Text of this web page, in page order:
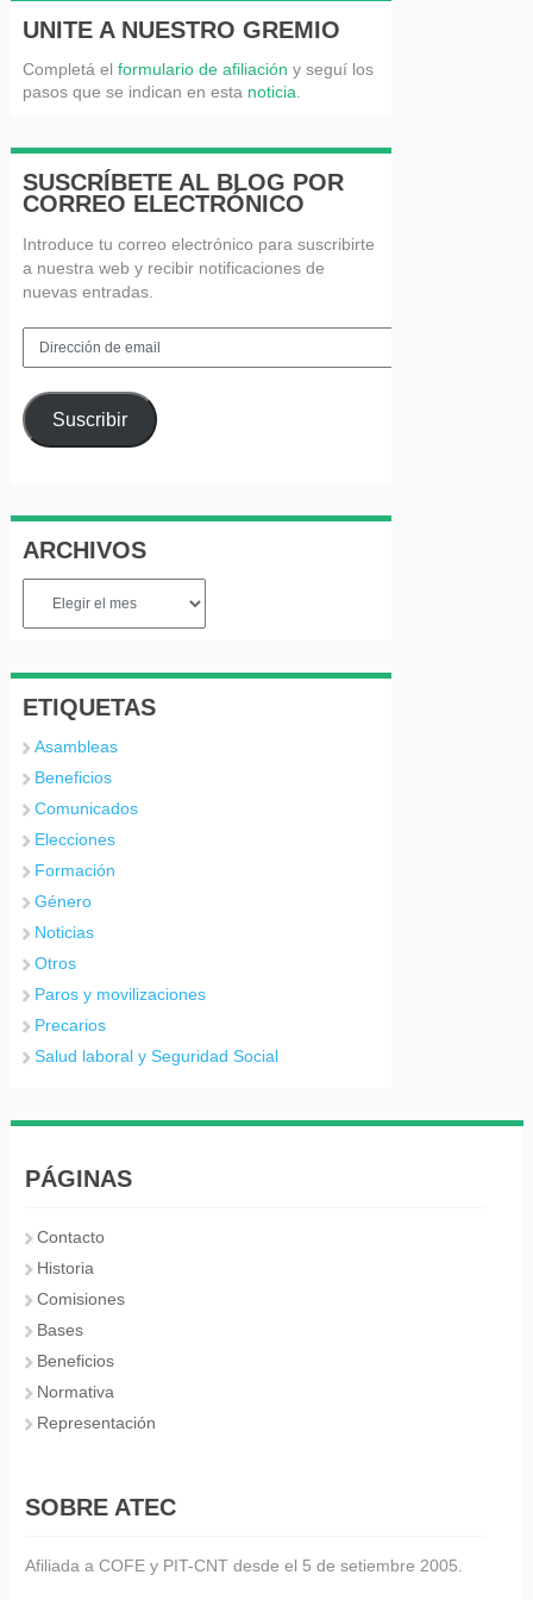
UNITE A NUESTRO GREMIO
Completá el formulario de afiliación y seguí los
pasos que se indican en esta noticia
SUSCRÍBETE AL BLOG POR
CORREO ELECTRÓNICO
Introduce tu correo electrónico para suscribirte
a nuestra web y recibir notificaciones de
nuevas entradas.
Dirección
Suscribir
ARCHIVOS
ETIQUETAS
Asambleas
Beneficios
Comunicados
Elecciones
Formación
Género
Noticias
Otros
Paros y movilizaciones
Precarios
Salud laboral y Seguridad Social
PÁGINAS
Contacto
Historia
Comisiones
Bases
Beneficios
Normativa
Representación
SOBRE ATEC
Afiliada a COFE y PIT-CNT desde el 5 de setiembre 2005.